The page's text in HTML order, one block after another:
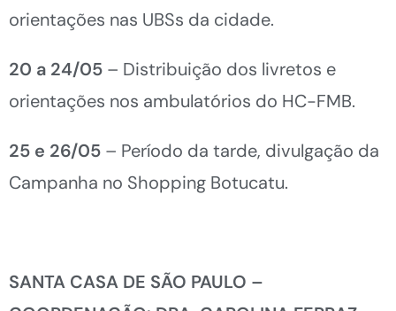
orientações nas UBSs da cidade.
20 a 24/05 – Distribuição dos livretos e
orientações nos ambulatórios do HC-FMB.
25 e 26/05 – Período da tarde, divulgação da
Campanha no Shopping Botucatu.
SANTA CASA DE SÃO PAULO –